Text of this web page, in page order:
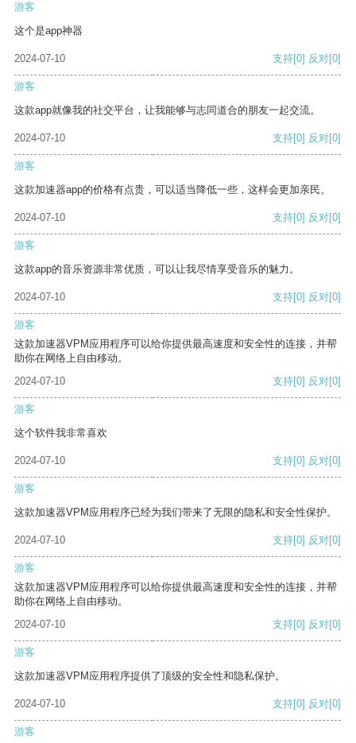
游客
这个是app神器
2024-07-10 支持[0] 反对[0]
游客
这款app就像我的社交平台，让我能够与志同道合的朋友一起交流。
2024-07-10 支持[0] 反对[0]
游客
这款加速器app的价格有点贵，可以适当降低一些，这样会更加亲民。
2024-07-10 支持[0] 反对[0]
游客
这款app的音乐资源非常优质，可以让我尽情享受音乐的魅力。
2024-07-10 支持[0] 反对[0]
游客
这款加速器VPM应用程序可以给你提供最高速度和安全性的连接，并帮
助你在网络上自由移动。
2024-07-10
支持[0] 反对[0]
游客
这个软件我非常喜欢
2024-07-10 支持[0] 反对[0]
游客
这款加速器VPM应用程序已经为我们带来了无限的隐私和安全性保护。
2024-07-10 支持[0] 反对[0]
游客
这款加速器VPM应用程序可以给你提供最高速度和安全性的连接，并帮
助你在网络上自由移动。
2024-07-10
支持[0] 反对[0]
游客
这款加速器VPM应用程序提供了顶级的安全性和隐私保护。
2024-07-10 支持[0] 反对[0]
游客